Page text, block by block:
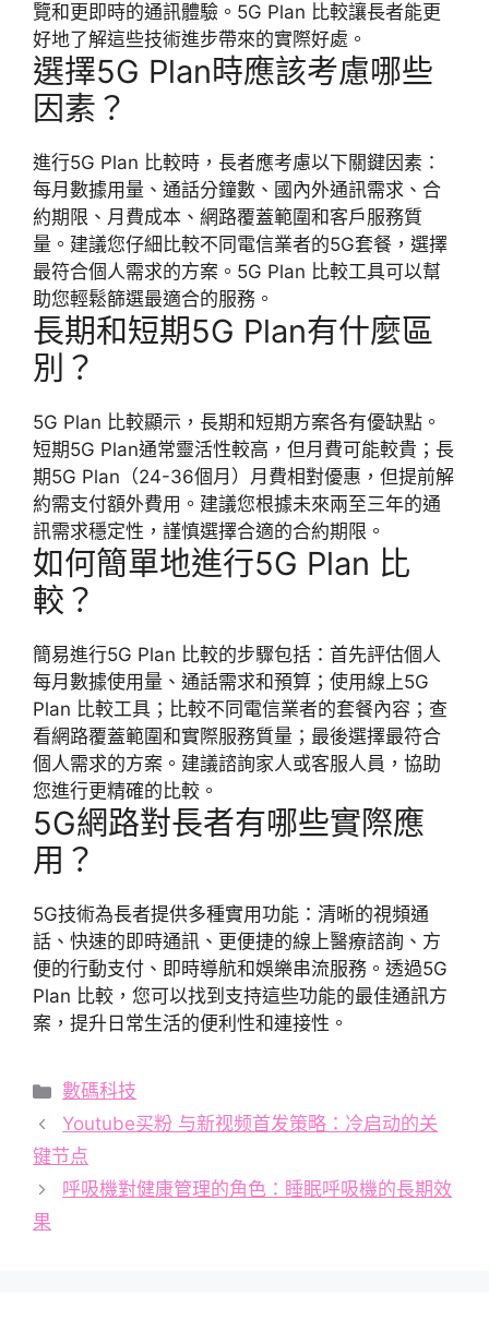
覽和更即時的通訊體驗。5G Plan 比較讓長者能更
好地了解這些技術進步帶來的實際好處。
選擇5G Plan時應該考慮哪些
因素？
進行5G Plan 比較時，長者應考慮以下關鍵因素：
每月數據用量、通話分鐘數、國內外通訊需求、合
約期限、月費成本、網路覆蓋範圍和客戶服務質
量。建議您仔細比較不同電信業者的5G套餐，選擇
最符合個人需求的方案。5G Plan 比較工具可以幫
助您輕鬆篩選最適合的服務。
長期和短期5G Plan有什麼區
別？
5G Plan 比較顯示，長期和短期方案各有優缺點。
短期5G Plan通常靈活性較高，但月費可能較貴；長
期5G Plan（24-36個月）月費相對優惠，但提前解
約需支付額外費用。建議您根據未來兩至三年的通
訊需求穩定性，謹慎選擇合適的合約期限。
如何簡單地進行5G Plan 比
較？
簡易進行5G Plan 比較的步驟包括：首先評估個人
每月數據使用量、通話需求和預算；使用線上5G
Plan 比較工具；比較不同電信業者的套餐內容；查
看網路覆蓋範圍和實際服務質量；最後選擇最符合
個人需求的方案。建議諮詢家人或客服人員，協助
您進行更精確的比較。
5G網路對長者有哪些實際應
用？
5G技術為長者提供多種實用功能：清晰的視頻通
話、快速的即時通訊、更便捷的線上醫療諮詢、方
便的行動支付、即時導航和娛樂串流服務。透過5G
Plan 比較，您可以找到支持這些功能的最佳通訊方
案，提升日常生活的便利性和連接性。
分
類
數碼科技
Youtube买粉 与新视频首发策略：冷启动的关
键节点
呼吸機對健康管理的角色：睡眠呼吸機的長期效
果